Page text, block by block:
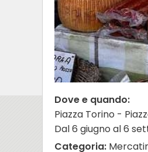
Dove e quando:
Piazza Torino -
Dal 6 giugno al 6
Categoria: